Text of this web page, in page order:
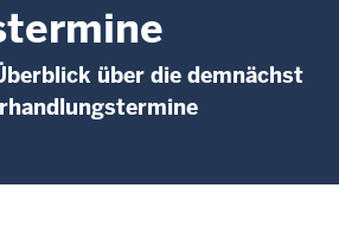
über die demnächst